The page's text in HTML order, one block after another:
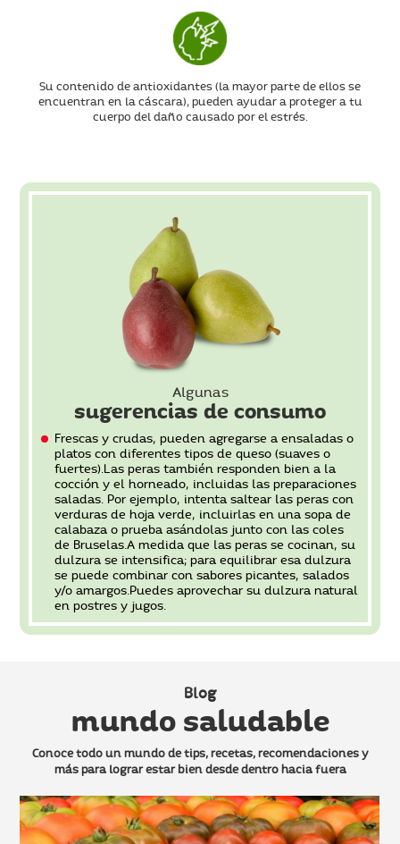
Su contenido de antioxidantes (la mayor parte de ellos se
encuentran en la cáscara), pueden ayudar a proteger a tu
cuerpo del daño causado por el estrés.
Algunas
sugerencias de consumo
Frescas y crudas, pueden agregarse a ensaladas o
platos con diferentes tipos de queso (suaves o
fuertes).Las peras también responden bien a la
cocción y el horneado, incluidas las preparaciones
saladas. Por ejemplo, intenta saltear las peras con
verduras de hoja verde, incluirlas en una sopa de
calabaza o prueba asándolas junto con las coles
de Bruselas.A medida que las peras se cocinan, su
dulzura se intensifica; para equilibrar esa dulzura
se puede combinar con sabores picantes, salados
y/o amargos.Puedes aprovechar su dulzura natural
en postres y jugos.
Blog
mundo saludable
Conoce todo un mundo de tips, recetas, recomendaciones y
máspara lograr estar bien desde dentro hacia fuera